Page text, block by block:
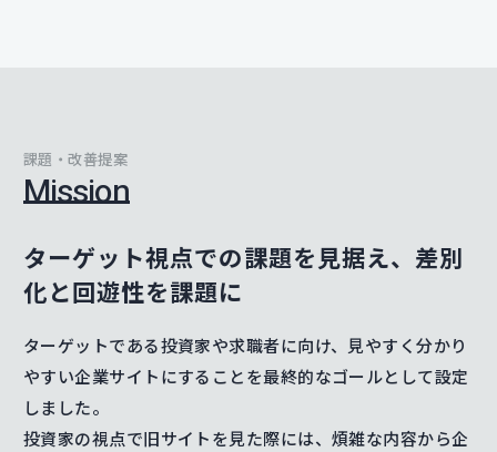
課題・改善提案
Mission
ターゲット視点での課題を見据え、差別
化と回遊性を課題に
ターゲットである投資家や求職者に向け、見やすく分かり
やすい企業サイトにすることを最終的なゴールとして設定
しました。
投資家の視点で旧サイトを見た際には、煩雑な内容から企